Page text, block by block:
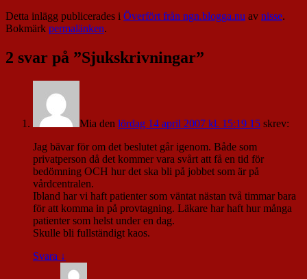
Detta inlägg publicerades i Överfört från ngn.blogga.nu av nisse.
Bokmärk permalänken.
2 svar på ”Sjukskrivningar”
Mia den lördag 14 april 2007 kl. 15:19 15 skrev:
Jag bävar för om det beslutet går igenom. Både som
privatperson då det kommer vara svårt att få en tid för
bedömning OCH hur det ska bli på jobbet som är på
vårdcentralen.
Ibland har vi haft patienter som väntat nästan två timmar bara
för att komma in på provtagning. Läkare har haft hur många
patienter som helst under en dag.
Skulle bli fullständigt kaos.
Svara ↓